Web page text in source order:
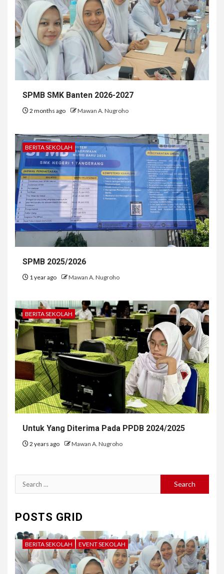
SPMB SMK Banten 2026-2027
2 months ago Mawan A. Nugroho
BERITA SEKOLAH
SPMB 2025/2026
1 year ago Mawan A. Nugroho
BERITA SEKOLAH
Untuk Yang Diterima Pada PPDB 2024/2025
2 years ago Mawan A. Nugroho
Search
for:
POSTS GRID
BERITA SEKOLAH EVENT SEKOLAH